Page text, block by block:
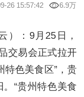
26 15:57:42 6.9万
：9月25日，
交易会正式拉开
特色美食区”，贵
“贵州特色美食